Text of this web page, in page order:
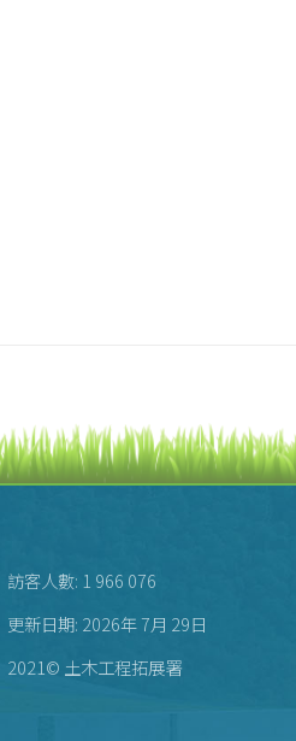
訪客人數: 1 966 076
更新日期: 2026年 7月 29日
2021© 土木工程拓展署